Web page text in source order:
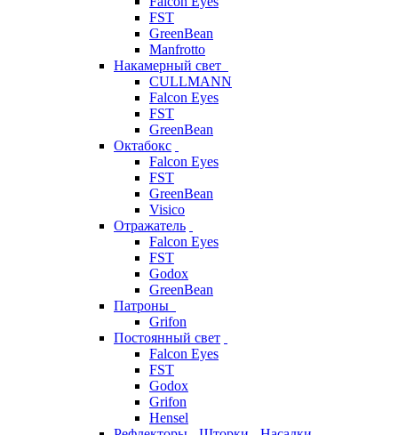
FST
GreenBean
Manfrotto
Накамерный свет
CULLMANN
Falcon Eyes
FST
GreenBean
Октабокс
Falcon Eyes
FST
GreenBean
Visico
Отражатель
Falcon Eyes
FST
Godox
GreenBean
Патроны
Grifon
Постоянный свет
Falcon Eyes
FST
Godox
Grifon
Hensel